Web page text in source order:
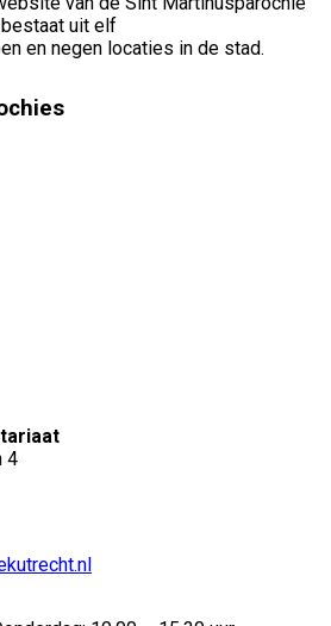
uit elf
en negen locaties in de stad.
4